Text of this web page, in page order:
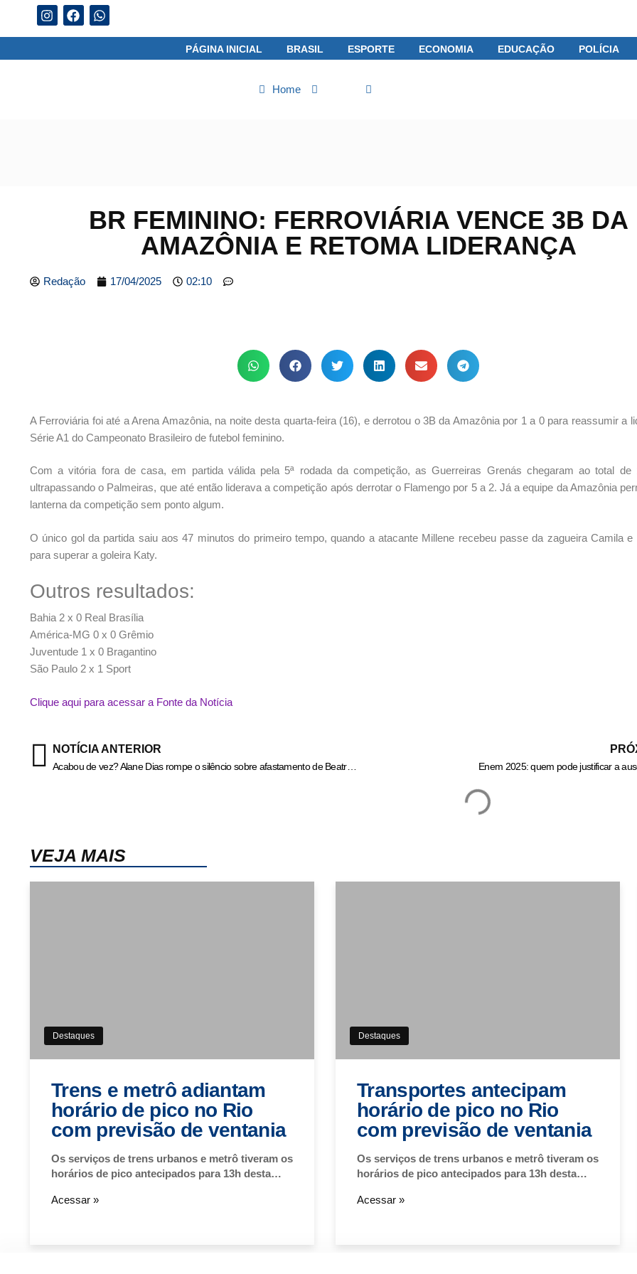
PÁGINA INICIAL BRASIL ESPORTE ECONOMIA EDUCAÇÃO POLÍCIA
Home
BR FEMININO: FERROVIÁRIA VENCE 3B DA
AMAZÔNIA E RETOMA LIDERANÇA
Redação 17/04/2025 02:10
A Ferroviária foi até a Arena Amazônia, na noite desta quarta-feira (16), e derrotou o 3B da Amazônia por 1 a 0 para reassumir a
Série A1 do Campeonato Brasileiro de futebol feminino.
Com a vitória fora de casa, em partida válida pela 5ª rodada da competição, as Guerreiras Grenás chegaram ao total de
ultrapassando o Palmeiras, que até então liderava a competição após derrotar o Flamengo por 5 a 2. Já a equipe da Amazônia
lanterna da competição sem ponto algum.
O único gol da partida saiu aos 47 minutos do primeiro tempo, quando a atacante Millene recebeu passe da zagueira Camila e
para superar a goleira Katy.
Outros resultados:
Bahia 2 x 0 Real Brasília
América-MG 0 x 0 Grêmio
Juventude 1 x 0 Bragantino
São Paulo 2 x 1 Sport
Clique aqui para acessar a Fonte da Notícia
NOTÍCIA ANTERIOR
Acabou de vez? Alane Dias rompe o silêncio sobre afastamento de Beatriz Reis Enem 2025: quem pode justificar a
VEJA MAIS
Destaques
Trens e metrô adiantam
horário de pico no Rio
com previsão de ventania
Os serviços de trens urbanos e metrô tiveram os
horários de pico antecipados para 13h desta…
Acessar »
Destaques
Transportes antecipam
horário de pico no Rio
com previsão de ventania
Os serviços de trens urbanos e metrô tiveram os
horários de pico antecipados para 13h desta…
Acessar »